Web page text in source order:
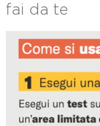
fai da te